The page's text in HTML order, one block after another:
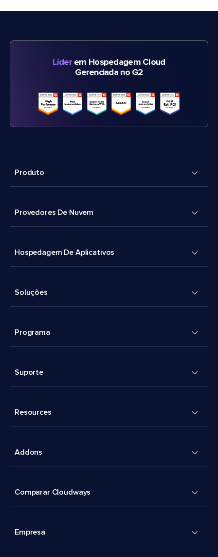
Líderem Hospedagem Cloud
Gerenciada no G2
Produto
Provedores De Nuvem
Hospedagem De Aplicativos
Soluções
Programa
Suporte
Resources
Addons
Comparar Cloudways
Empresa